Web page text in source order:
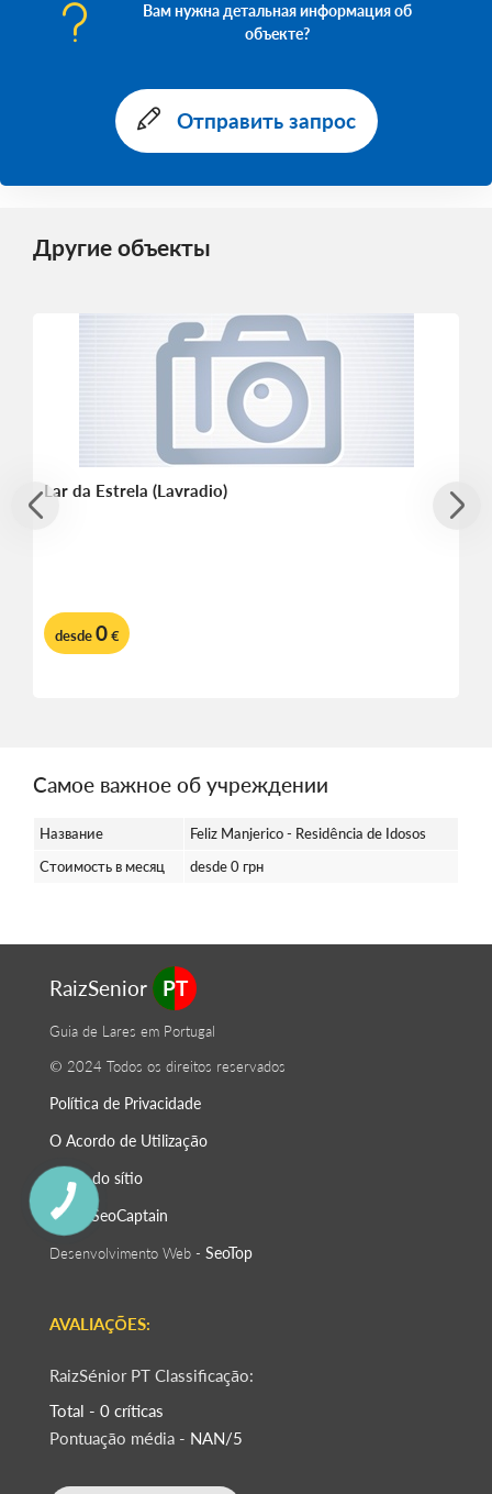
Вам нужна детальная информация об
объекте?
Отправить запрос
Другие объекты
Lar da Estrela (Lavradio)
desde0€
Самое важное об учреждении
Название
Feliz Manjerico - Residência de Idosos
Стоимость в месяц
desde 0 грн
RaizSenior PT
Guia de Lares em Portugal
© 2024 Todos os direitos reservados
Política de Privacidade
O Acordo de Utilização
Mapa do sítio
SEO - SeoСaptain
Desenvolvimento Web - SeoTop
AVALIAÇÕES:
RaizSénior PT Classificação:
Total - 0 críticas
Pontuação média - NAN/5